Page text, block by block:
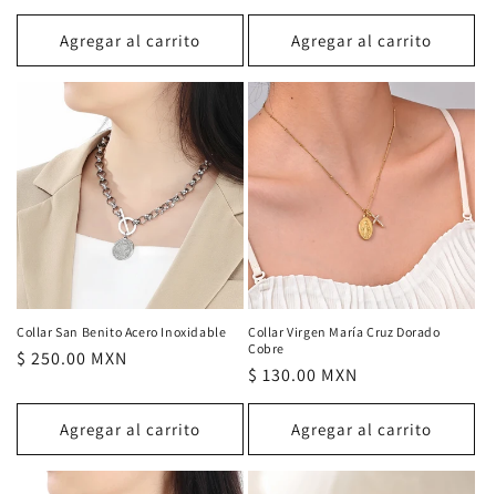
habitual
Agregar al carrito Agregar al carrito
Collar San Benito Acero Inoxidable
Precio
$ 250.00 MXN
Agregar al carrito
Collar Virgen María Cruz Dorado
Cobre
Precio
habitual
$ 130.00 MXN
Agregar al carrito